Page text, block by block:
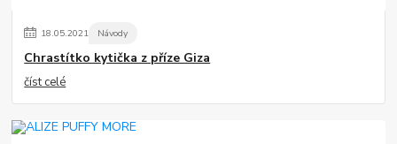
18.05.2021 Návody
Chrastítko kytička z příze Giza
číst celé